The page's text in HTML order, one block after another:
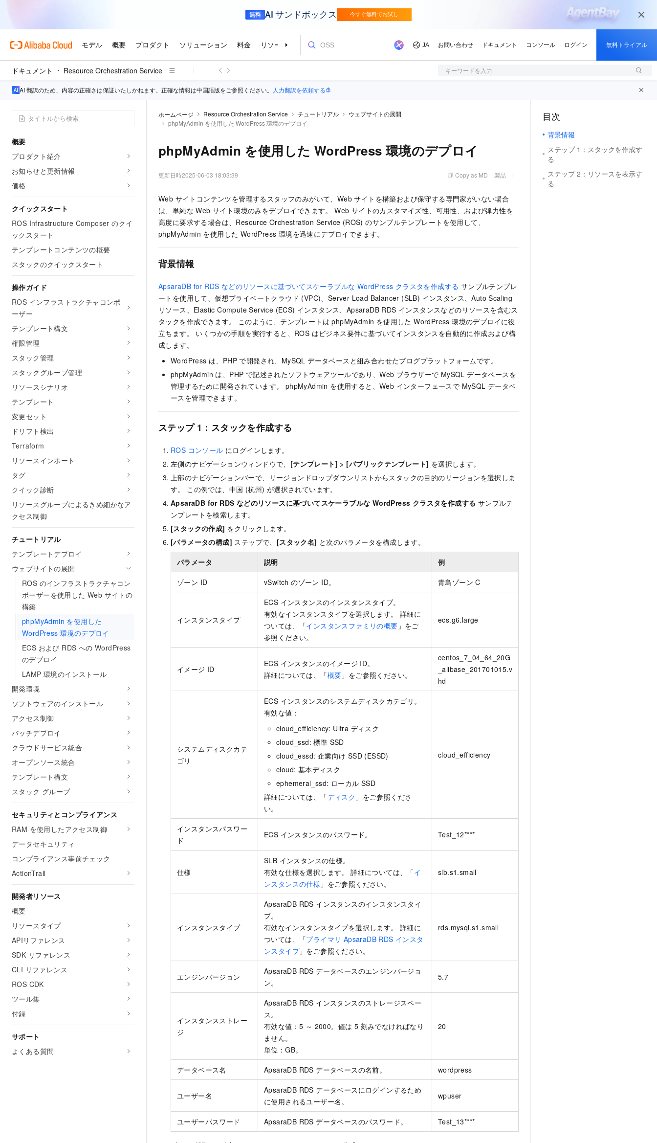
ドキュメント Resource Orchestration Service キーワードを入力
AI 翻訳のため、内容の正確さは保証いたしかねます。正確な情報は中国語版をご参照ください。 人力翻訳を依頼する
概要
プロダクト紹介
お知らせと更新情報
価格
クイックスタート
ROS Infrastructure Composer のクイ
ックスタート
テンプレートコンテンツの概要
スタックのクイックスタート
操作ガイド
ROS インフラストラクチャコンポ
ーザー
テンプレート構文
権限管理
スタック管理
スタックグループ管理
リソースシナリオ
テンプレート
変更セット
ドリフト検出
Terraform
リソースインポート
タグ
クイック診断
リソースグループによるきめ細かなア
クセス制御
チュートリアル
テンプレートデプロイ
ウェブサイトの展開
ROS のインフラストラクチャコン
ポーザーを使用した Web サイトの
構築
phpMyAdmin を使用した
WordPress 環境のデプロイ
ECS および RDS への WordPress
のデプロイ
LAMP 環境のインストール
開発環境
ソフトウェアのインストール
アクセス制御
バッチデプロイ
クラウドサービス統合
オープンソース統合
テンプレート構文
スタック グループ
セキュリティとコンプライアンス
RAM を使用したアクセス制御
データセキュリティ
コンプライアンス事前チェック
ActionTrail
開発者リソース
概要
リソースタイプ
APIリファレンス
SDK リファレンス
CLI リファレンス
ROS CDK
ツール集
付録
サポート
よくある質問
ホームページ Resource Orchestration Service チュートリアル
ウェブサイトの展開
phpMyAdmin を使用した WordPress 環境のデプロイ
phpMyAdmin を使用した WordPress 環境のデプロイ
更新日時2025-06-03 18:03:39 Copy as MD 製品
Web サイトコンテンツを管理するスタッフのみがいて、Web サイトを構築および保守する専門家がいない場合
は、単純な Web サイト環境のみをデプロイできます。 Web サイトのカスタマイズ性、可用性、および弾力性を
高度に要求する場合は、Resource Orchestration Service (ROS) のサンプルテンプレートを使用して、
phpMyAdmin を使用した WordPress 環境を迅速にデプロイできます。
背景情報
ApsaraDB for RDS などのリソースに基づいてスケーラブルな WordPress クラスタを作成する サンプルテンプレ
ートを使用して、仮想プライベートクラウド (VPC)、Server Load Balancer (SLB) インスタンス、Auto Scaling
リソース、Elastic Compute Service (ECS) インスタンス、ApsaraDB RDS インスタンスなどのリソースを含むス
タックを作成できます。 このように、テンプレートは phpMyAdmin を使用した WordPress 環境のデプロイに役
立ちます。 いくつかの手順を実行すると、ROS はビジネス要件に基づいてインスタンスを自動的に作成および構
成します。
WordPress は、PHP で開発され、MySQL データベースと組み合わせたブログプラットフォームです。
phpMyAdmin は、PHP で記述されたソフトウェアツールであり、Web ブラウザーで MySQL データベースを
管理するために開発されています。 phpMyAdmin を使用すると、Web インターフェースで MySQL データベ
ースを管理できます。
ステップ 1：スタックを作成する
ROS コンソール にログインします。
左側のナビゲーションウィンドウで、 [テンプレート] > [パブリックテンプレート] を選択します。
上部のナビゲーションバーで、リージョンドロップダウンリストからスタックの目的のリージョンを選択しま
す。 この例では、中国 (杭州) が選択されています。
ApsaraDB for RDS などのリソースに基づいてスケーラブルな WordPress クラスタを作成する サンプルテ
ンプレートを検索します。
[スタックの作成] をクリックします。
[パラメータの構成] ステップで、 [スタック名] と次のパラメータを構成します。
パラメータ 説明 例
ゾーン ID vSwitch のゾーン ID。 青島ゾーン C
インスタンスタイプ
ECS インスタンスのインスタンスタイプ。
有効なインスタンスタイプを選択します。 詳細に
ついては、「インスタンスファミリの概要 」をご
参照ください。
ecs.g6.large
イメージ ID
ECS インスタンスのイメージ ID。
詳細については、「概要 」をご参照ください。
centos_7_04_64_20G
_alibase_201701015.v
hd
システムディスクカテ
ゴリ
ECS インスタンスのシステムディスクカテゴリ。
有効な値：
cloud_efficiency: Ultra ディスク
cloud_ssd: 標準 SSD
cloud_essd: 企業向け SSD (ESSD)
cloud: 基本ディスク
ephemeral_ssd: ローカル SSD
詳細については、「ディスク 」をご参照くださ
い。
cloud_efficiency
インスタンスパスワー
ド
ECS インスタンスのパスワード。 Test_12****
仕様
SLB インスタンスの仕様。
有効な仕様を選択します。 詳細については、「イ
ンスタンスの仕様 」をご参照ください。
slb.s1.small
インスタンスタイプ
ApsaraDB RDS インスタンスのインスタンスタイ
プ。
有効なインスタンスタイプを選択します。 詳細に
ついては、「プライマリ ApsaraDB RDS インスタ
ンスタイプ」をご参照ください。
rds.mysql.s1.small
エンジンバージョン
ApsaraDB RDS データベースのエンジンバージョ
ン。
5.7
インスタンスストレー
ジ
ApsaraDB RDS インスタンスのストレージスペー
ス。
有効な値：5 ～ 2000。値は 5 刻みでなければなり
ません。
単位：GB。
20
データベース名 ApsaraDB RDS データベースの名前。 wordpress
ユーザー名
ApsaraDB RDS データベースにログインするため
に使用されるユーザー名。
wpuser
ユーザーパスワード ApsaraDB RDS データベースのパスワード。 Test_13****
目次
背景情報
ステップ 1：スタックを作成す
る
ステップ 2：リソースを表示す
る